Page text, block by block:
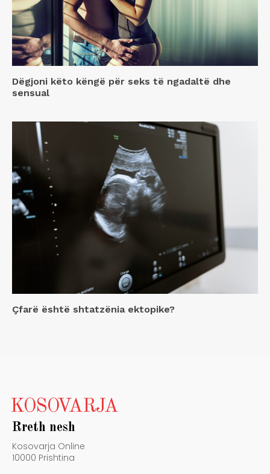
Dëgjoni këto këngë për seks të ngadaltë dhe
sensual
Çfarë është shtatzënia ektopike?
KOSOVARJA
Rreth nesh
Kosovarja Online
10000 Prishtina